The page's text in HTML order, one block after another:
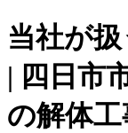
当社が
| 四日市
の解体